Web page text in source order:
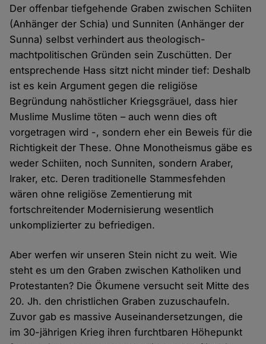
Der offenbar tiefgehende Graben zwischen Schiiten
(Anhänger der Schia) und Sunniten (Anhänger der
Sunna) selbst verhindert aus theologisch-
machtpolitischen Gründen sein Zuschütten. Der
entsprechende Hass sitzt nicht minder tief: Deshalb
ist es kein Argument gegen die religiöse
Begründung nahöstlicher Kriegsgräuel, dass hier
Muslime Muslime töten – auch wenn dies oft
vorgetragen wird -, sondern eher ein Beweis für die
Richtigkeit der These. Ohne Monotheismus gäbe es
weder Schiiten, noch Sunniten, sondern Araber,
Iraker, etc. Deren traditionelle Stammesfehden
wären ohne religiöse Zementierung mit
fortschreitender Modernisierung wesentlich
unkomplizierter zu befriedigen.
Aber werfen wir unseren Stein nicht zu weit. Wie
steht es um den Graben zwischen Katholiken und
Protestanten? Die Ökumene versucht seit Mitte des
20. Jh. den christlichen Graben zuzuschaufeln.
Zuvor gab es massive Auseinandersetzungen, die
im 30-jährigen Krieg ihren furchtbaren Höhepunkt